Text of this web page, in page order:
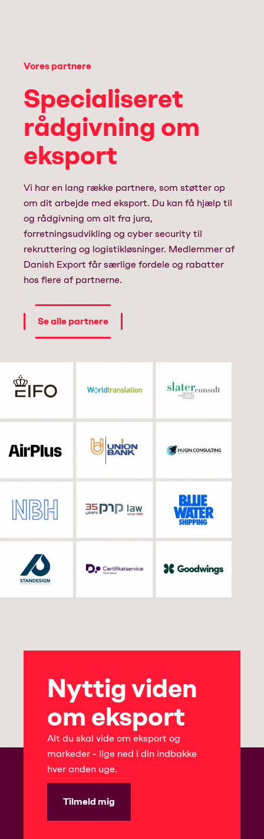
Vores partnere
Specialiseret
rådgivning om
eksport
Vi har en lang række partnere, som støtter op
om dit arbejde med eksport. Du kan få hjælp til
og rådgivning om alt fra jura,
forretningsudvikling og cyber security til
rekruttering og logistikløsninger. Medlemmer af
Danish Export får særlige fordele og rabatter
hos flere af partnerne.
Se alle partnere
Nyttig viden
om eksport
Alt du skal vide om eksport og
markeder - lige ned i din indbakke
hver anden uge.
Tilmeld mig